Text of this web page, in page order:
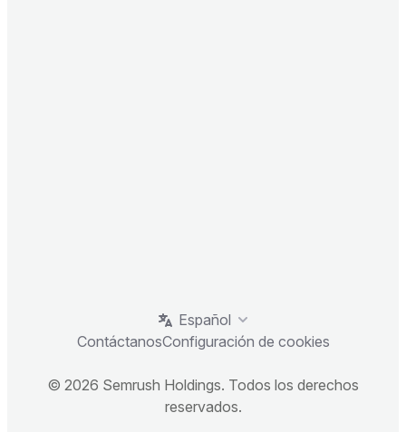
Español
ContáctanosConfiguración de cookies
© 2026 Semrush Holdings. Todos los derechos
reservados.